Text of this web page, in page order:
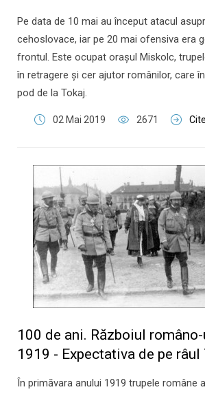
Pe data de 10 mai au început atacul
cehoslovace, iar pe 20 mai ofensiva era
frontul. Este ocupat oraşul Miskolc,
în retragere şi cer ajutor românilor, care
pod de la Tokaj.
02 Mai 2019 2671
100 de ani. Războiul
1919 - Expectativa de pe
În primăvara anului 1919 trupele române